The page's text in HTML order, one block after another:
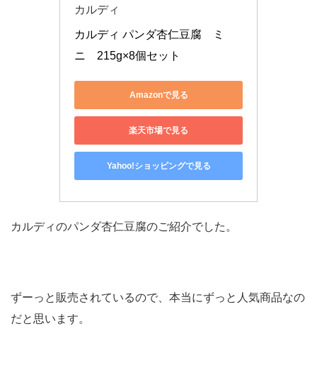
カルディ
カルディ パンダ杏仁豆腐　ミ
ニ　215g×8個セット
Amazonで見る
楽天市場で見る
Yahoo!ショッピングで見る
カルディのパンダ杏仁豆腐のご紹介でした。
ずーっと販売されているので、本当にずっと人気商品なの
だと思います。